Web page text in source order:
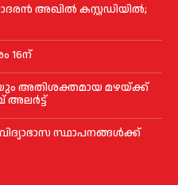
അഖില്‍ കസ്റ്റഡിയില്‍;
16ന്
അതിശക്തമായ മഴയ്ക്ക്
അലർട്ട്
സ്ഥാപനങ്ങള്‍ക്ക്